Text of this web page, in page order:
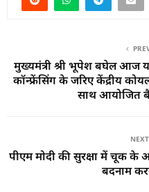
मुख्यमंत्री श्री भूपेश बघेल आज
कॉन्फ्रेंसिंग के जरिए केंद्रीय
साथ आयोजित
पीएम मोदी की सुरक्षा में चूक के
बदनाम